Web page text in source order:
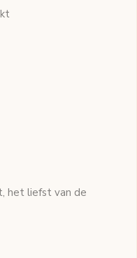
het liefst van de